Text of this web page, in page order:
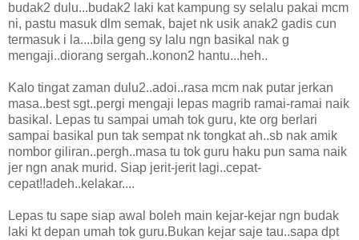
budak2 dulu...budak2 laki kat kampung sy selalu pakai mcm
ni, pastu masuk dlm semak, bajet nk usik anak2 gadis cun
termasuk i la....bila geng sy lalu ngn basikal nak g
mengaji..diorang sergah..konon2 hantu...heh..
Kalo tingat zaman dulu2..adoi..rasa mcm nak putar jerkan
masa..best sgt..pergi mengaji lepas magrib ramai-ramai naik
basikal. Lepas tu sampai umah tok guru, kte org berlari
sampai basikal pun tak sempat nk tongkat ah..sb nak amik
nombor giliran..pergh..masa tu tok guru haku pun sama naik
jer ngn anak murid. Siap jerit-jerit lagi..cepat-
cepat!!adeh..kelakar....
Lepas tu sape siap awal boleh main kejar-kejar ngn budak
laki kt depan umah tok guru.Bukan kejar saje tau..sapa dpt